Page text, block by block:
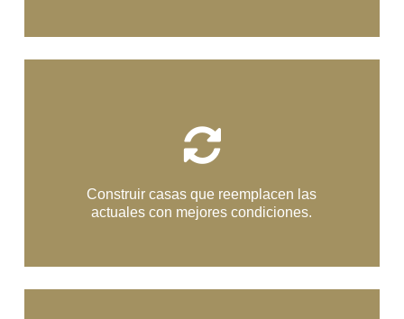
Construir casas que reemplacen las
actuales con mejores condiciones.